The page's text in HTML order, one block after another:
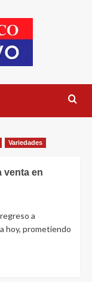
Variedades
venta en
a
hoy, prometiendo